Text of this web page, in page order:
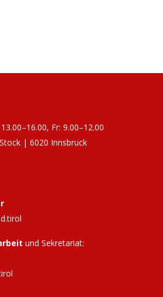
Fr: 9.00–12.00
| 6020 Innsbruck
und Sekretariat: